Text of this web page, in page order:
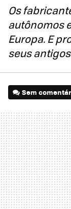
Os
autônomos
Europa. E
seus
Sem